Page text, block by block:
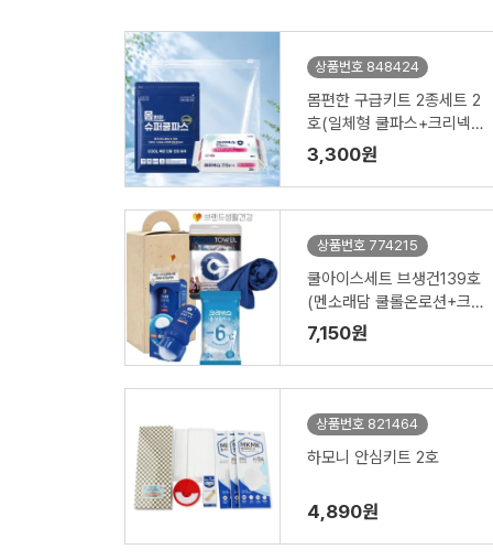
상품번호 848424
몸편한 구급키트 2종세트 2
호(일체형 쿨파스+크리넥
스 99%항균 안심물티슈20
매)
3,300원
상품번호 774215
쿨아이스세트 브생건139호
(멘소래담 쿨롤온로션+크
리넥스쿨링물티슈+아이스
쿨타올)
7,150원
상품번호 821464
하모니 안심키트 2호
4,890원